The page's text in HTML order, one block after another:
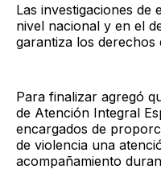
Las investigaciones de
nivel nacional y en el
garantiza los derechos
Para finalizar agregó
de Atención Integral
encargados de
de violencia una
acompañamiento